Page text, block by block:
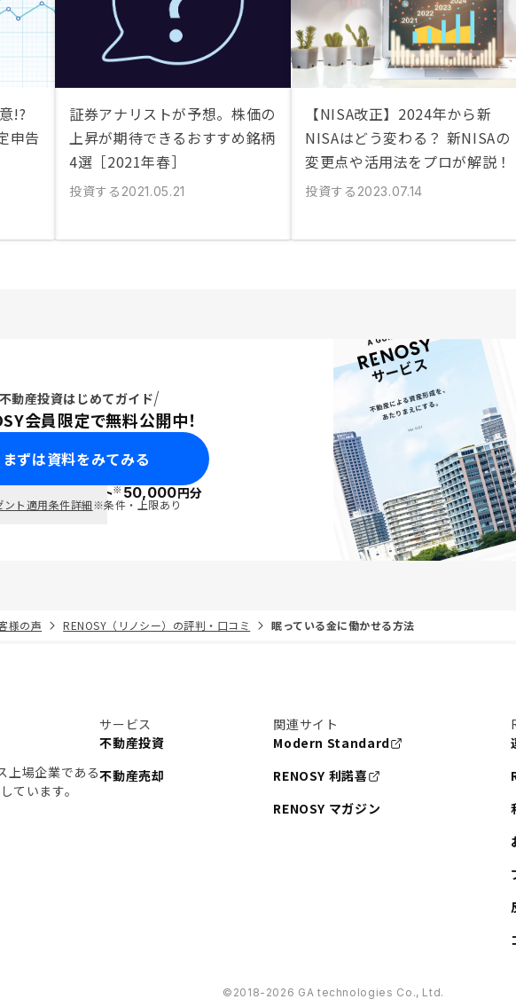
!?
申告
証券アナリストが予想。株価の
上昇が期待できるおすすめ銘柄
4選［2021年春］
投資する 2021.05.21
【NISA改正】2024年から新
NISAはどう変わる？ 新NISAの
変更点や活用法をプロが解説！
投資する 2023.07.14
不動産投資はじめてガイド
会員限定で無料公開中！
まずは資料をみてみる
ポイント※50,000円分
ント適用条件詳細※条件・上限あり
様の声 RENOSY（リノシー）の評判・口コミ 眠っている金に働かせる方法
上場企業である
います。
サービス
不動産投資
不動産売却
関連サイト
Modern Standard
RENOSY 利諾喜
RENOSY マガジン
©︎2018-2026 GA technologies Co., Ltd.